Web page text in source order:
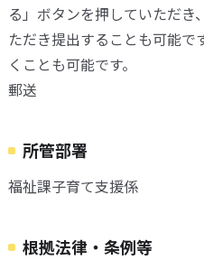
る」ボタンを押していただ
ただき提出することも可能で
くことも可能です。
郵送
所管部署
福祉課子育て支援係
根拠法律・条例等